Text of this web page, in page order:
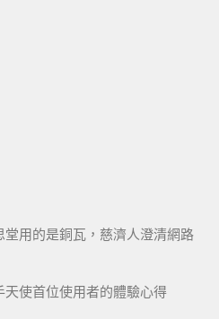
用的是銅瓦，慈濟人澄清網路
天使首位使用者的體驗心得